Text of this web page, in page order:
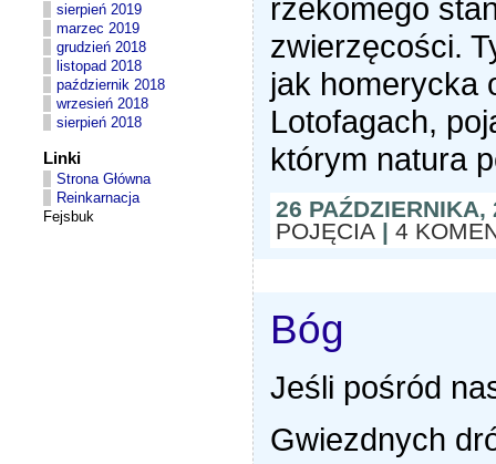
sierpień 2019
marzec 2019
grudzień 2018
listopad 2018
październik 2018
wrzesień 2018
sierpień 2018
Linki
Strona Główna
Reinkarnacja
Fejsbuk
rzekomego
zwierzęcości.
jak homerycka
Lotofagach,
którym natura
26
POJĘCIA |4
Bóg
Jeśli pośród
Gwiezdnych